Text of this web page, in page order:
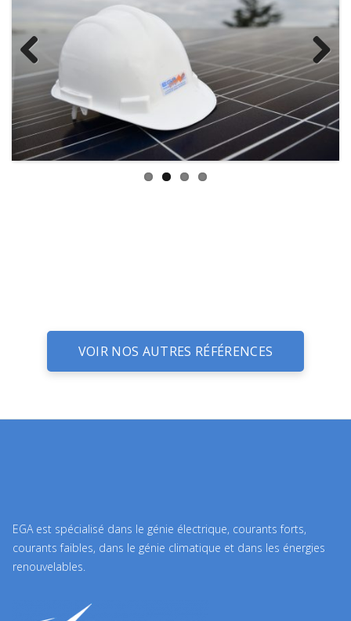
Previous Next
VOIR NOS AUTRES RÉFÉRENCES
EGA est spécialisé dans le génie électrique, courants forts,
courants faibles, dans le génie climatique et dans les énergies
renouvelables.